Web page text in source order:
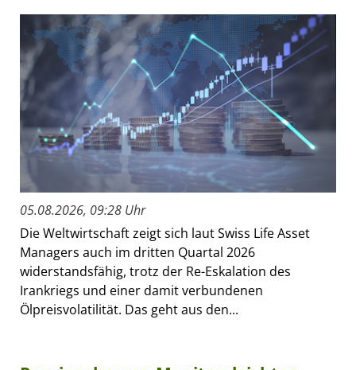
05.08.2026, 09:28 Uhr
Die Weltwirtschaft zeigt sich laut Swiss Life Asset
Managers auch im dritten Quartal 2026
widerstandsfähig, trotz der Re-Eskalation des
Irankriegs und einer damit verbundenen
Ölpreisvolatilität. Das geht aus den...